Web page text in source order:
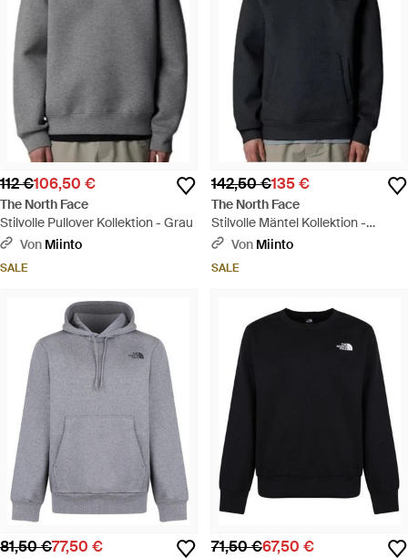
112 €106,50 €
The North Face
Stilvolle Pullover Kollektion - Grau
Von Miinto
SALE
142,50 €135 €
The North Face
Stilvolle Mäntel Kollektion -
Schwarz
Von Miinto
SALE
81,50 €77,50 € 71,50 €67,50 €